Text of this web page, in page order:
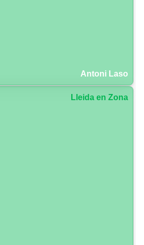
Antoni Laso
Lleida en Zona